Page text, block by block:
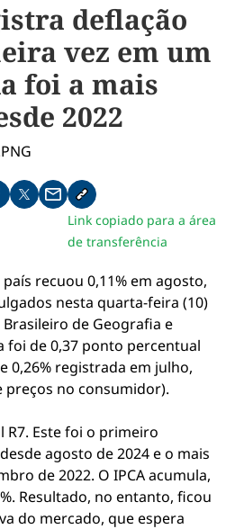
deflação
vez em um
foi a mais
2022
pelo whatsapp
no facebook
Compartilhar no twitter
Compartilhe pelo email
Copiar link da notícia
Link copiado para a área
de transferência
recuou 0,11% em agosto,
nesta quarta-feira (10)
de Geografia e
foi de 0,37 ponto percentual
0,26% registrada em julho,
preços no consumidor).
R7. Este foi o primeiro
agosto de 2024 e o mais
de 2022. O IPCA acumula,
Resultado, no entanto, ficou
do mercado, que espera